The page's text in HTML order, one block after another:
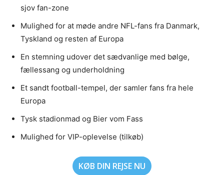
sjov fan-zone
Mulighed for at møde andre NFL-fans fra Danmark,
Tyskland og resten af Europa
En stemning udover det sædvanlige med bølge,
fællessang og underholdning
Et sandt football-tempel, der samler fans fra hele
Europa
Tysk stadionmad og Bier vom Fass
Mulighed for VIP-oplevelse (tilkøb)
KØB DIN REJSE NU